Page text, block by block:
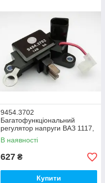
9454.3702
Багатофункціональний
регулятор напруги ВАЗ 1117,
ВАЗ 1118, ВАЗ 1119 (ВТН)
В наявності
627 ₴
Купити